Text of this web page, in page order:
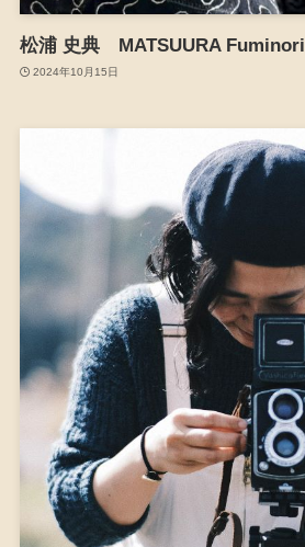
松浦 史典 MATSUURA Fuminori
2024年10月15日